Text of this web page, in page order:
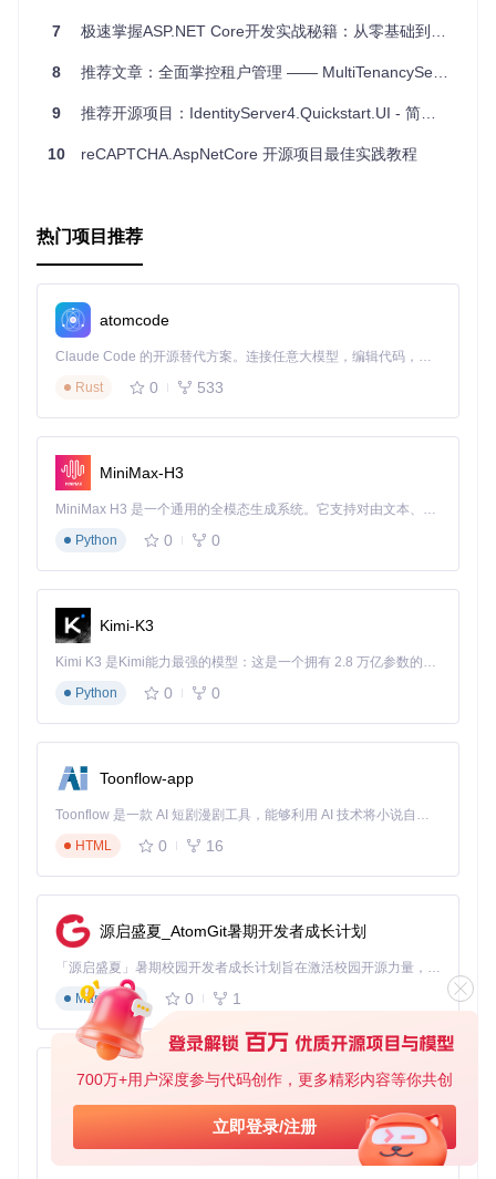
700万+用户深度参与代码创作，更多精彩内容等你共创
立即登录/注册
你的项目中。从本地文件夹或 NuGet 包源安装，然后根据您
项目文档中均有详细说明。
总的来说，IdentityServer4 AspNetCore Identity 模板是一个
强大且全面的工具，可以加速你的身份认证开发进程，同时保
强大的身份管理功能吧！
7 极速掌握ASP.NET Core开发实战秘籍：从零基础到企业级架构全攻略
8 推荐文章：全面掌控租户管理 —— MultiTenancyServer 深度剖析与应用实践
9 推荐开源项目：IdentityServer4.Quickstart.UI - 简化身份验证管理的利器
10 reCAPTCHA.AspNetCore 开源项目最佳实践教程
热门项目推荐
atomcode
Claude Code 的开源替代方案。连接任意大模型，编辑代码，运行命令，自动验证 — 全自动执行。用 Rust 构建，极致性能。 ｜ An open-source alternative to Claude Code. Connect any LLM, edit code, run commands, and verify changes — autonomously. Built in Rust for speed. Get Started
Rust
0 533
MiniMax-H3
MiniMax H3 是一个通用的全模态生成系统。它支持对由文本、图像、视频和音频组成的多模态上下文进行统一理解，并能生成分辨率高达 2K、时长可达 15 秒的带原生立体声音频的视频。得益于面向任务泛化的系统设计，H3 在预训练阶段就已具备广泛的多模态上下文理解与生成能力，能够出色地执行复杂的多模态指令。
Python
0 0
Kimi-K3
Kimi K3 是Kimi能力最强的模型：这是一个拥有 2.8 万亿参数的混合专家（MoE）模型，具备原生视觉理解能力，并支持 100 万 token 的上下文窗口。
Python
0 0
Toonflow-app
Toonflow 是一款 AI 短剧漫剧工具，能够利用 AI 技术将小说自动转化为剧本，并结合 AI 生成的图片和视频，实现高效的短剧创作。借助 Toonflow，可以轻松完成从文字到影像的全流程，让短剧制作变得更加智能与便捷。
HTML
0 16
源启盛夏_AtomGit暑期开发者成长计划
「源启盛夏」暑期校园开发者成长计划旨在激活校园开源力量，通过积分激励、认证扶持、资源倾斜等形式，引导高校组织和开发者完成「入驻 — 建项目 — 做贡献 — 获认证 — 得资源」的完整闭环。无论你是想带领社团入驻平台的组织者，还是希望用代码贡献证明自己的开发者，都能在这里找到属于你的成长路径。
Markdown
0 1
AionUi
免费、本地、开源的 24/7 全天候 Cowork 应用，以及适用于 Gemini CLI、Claude Code、Codex、OpenCode、Qwen Code、Goose CLI、Auggie 等的 OpenClaw | 🌟 喜欢就点star吧
TypeScript
0 6